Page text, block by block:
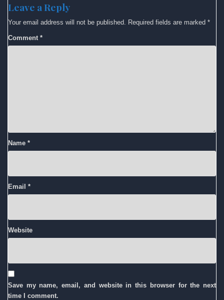
Leave a Reply
Your email address will not be published. Required fields are marked *
Comment *
Name *
Email *
Website
Save my name, email, and website in this browser for the next
time I comment.